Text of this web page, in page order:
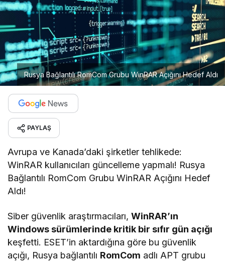
Rusya Bağlantılı RomCom Grubu WinRAR Açığını Hedef Aldı
PAYLAŞ
Avrupa ve Kanada’daki şirketler tehlikede:
WinRAR kullanıcıları güncelleme yapmalı! Rusya
Bağlantılı RomCom Grubu WinRAR Açığını Hedef
Aldı!
Siber güvenlik araştırmacıları,WinRAR’ın
Windows sürümlerinde kritik bir sıfır gün açığı
keşfetti. ESET’in aktardığına göre bu güvenlik
açığı, Rusya bağlantılı RomCom adlı APT grubu